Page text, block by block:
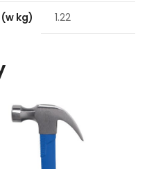
kg) 1.22